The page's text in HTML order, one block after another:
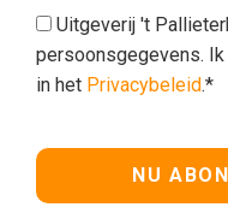
Uitgeverij 't
persoonsgegevens.
in het Privacybeleid.*
Geen waarde